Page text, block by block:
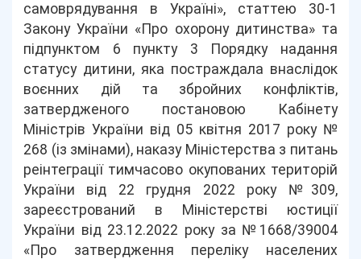
самоврядування в Україні», статтею 30-1
Закону України «Про охорону дитинства» та
підпунктом 6 пункту 3 Порядку надання
статусу дитини, яка постраждала внаслідок
воєнних дій та збройних конфліктів,
затвердженого постановою Кабінету
Міністрів України від 05 квітня 2017 року №
268 (із змінами), наказу Міністерства з питань
реінтеграції тимчасово окупованих територій
України від 22 грудня 2022 року №309,
зареєстрований в Міністерстві юстиції
України від 23.12.2022 року за №1668/39004
«Про затвердження переліку населених